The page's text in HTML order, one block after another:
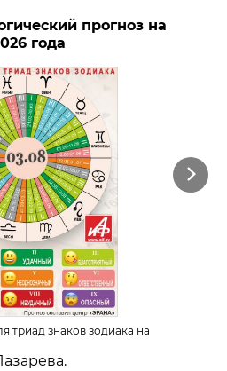
прогноз на
года
Next
триад знаков зодиака на